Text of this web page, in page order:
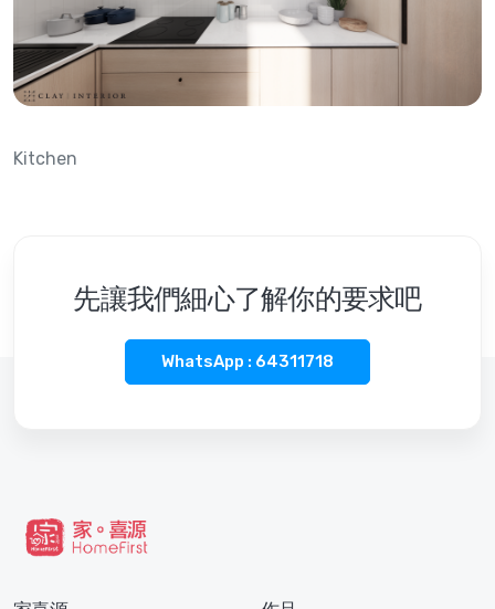
Kitchen
先讓我們細心了解你的要求吧
WhatsApp : 64311718